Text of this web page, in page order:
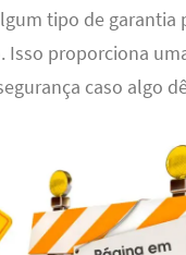
tipo de garantia
Isso proporciona
caso algo